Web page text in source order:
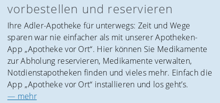
vorbestellen und reser­vieren
Ihre Adler-Apotheke für unterwegs: Zeit und Wege
sparen war nie einfacher als mit unserer Apotheken-
App „Apotheke vor Ort“. Hier können Sie Medikamente
zur Abholung reservieren, Medikamente verwalten,
Notdienstapotheken finden und vieles mehr. Einfach die
App „Apotheke vor Ort“ installieren und los geht’s.
— mehr